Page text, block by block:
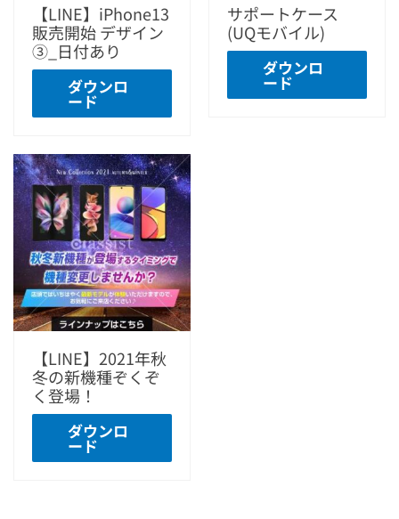
【LINE】iPhone13
販売開始 デザイン
③_日付あり
ダウンロ
ード
サポートケース
(UQモバイル)
ダウンロ
ード
【LINE】2021年秋
冬の新機種ぞくぞ
く登場！
ダウンロ
ード